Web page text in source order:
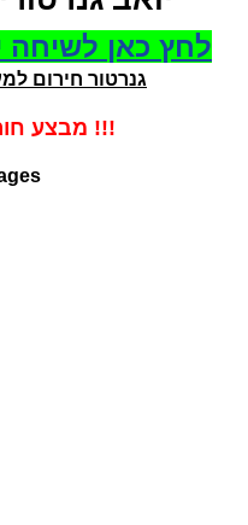
לחץ כאן לשיחה
גנרטור חירום
מבצע חורף מטורף הקודם זוכה !!!